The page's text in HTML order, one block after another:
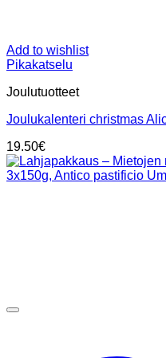
Add to wishlist
Pikakatselu
Joulutuotteet
Joulukalenteri christmas
19.50€